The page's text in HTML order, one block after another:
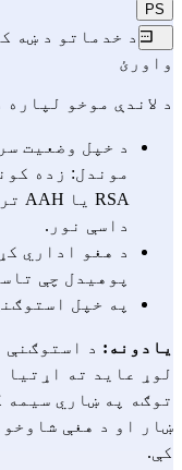
PS
د خدماتو د ښه
واورئ
د لاندې موخو
RSA یا AAH ترلاسه کوونکی
داسې نور.
پوهیدل چې
په خپل
یادونه:
کې.